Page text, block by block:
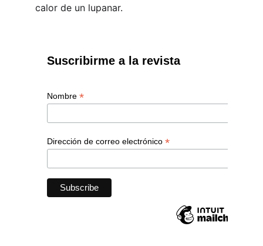
calor de un lupanar.